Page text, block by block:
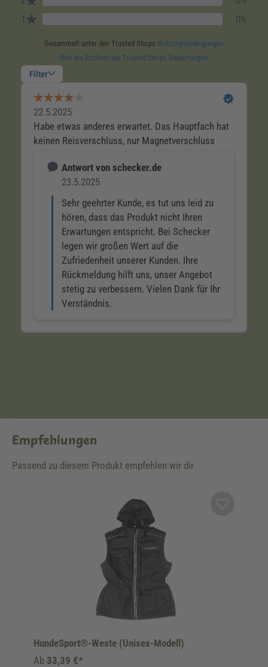
Empfehlungen
Passend zu diesem Produkt empfehlen wir dir
HundeSport®-Weste (Unisex-Modell)
Ab 33,39 €*